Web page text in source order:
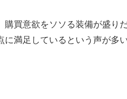
買意欲をソソる装備が盛り
満足しているという声が多